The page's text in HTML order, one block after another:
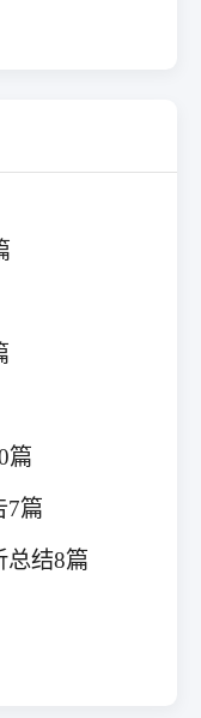
篇
7篇
总结8篇